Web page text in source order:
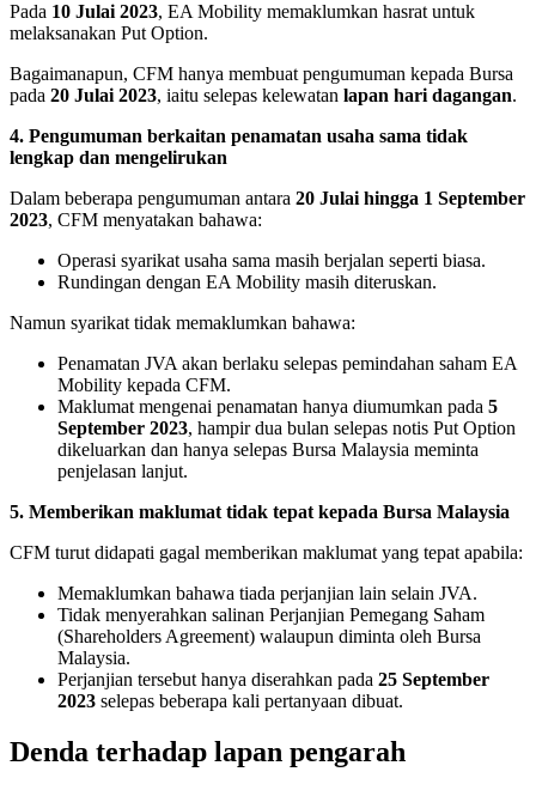
Pada 10 Julai 2023, EA Mobility memaklumkan hasrat untuk
melaksanakan Put Option.
Bagaimanapun, CFM hanya membuat pengumuman kepada Bursa
pada 20 Julai 2023, iaitu selepas kelewatan lapan hari dagangan.
4. Pengumuman berkaitan penamatan usaha sama tidak
lengkap dan mengelirukan
Dalam beberapa pengumuman antara 20 Julai hingga 1 September
2023, CFM menyatakan bahawa:
Operasi syarikat usaha sama masih berjalan seperti biasa.
Rundingan dengan EA Mobility masih diteruskan.
Namun syarikat tidak memaklumkan bahawa:
Penamatan JVA akan berlaku selepas pemindahan saham EA
Mobility kepada CFM.
Maklumat mengenai penamatan hanya diumumkan pada 5
September 2023, hampir dua bulan selepas notis Put Option
dikeluarkan dan hanya selepas Bursa Malaysia meminta
penjelasan lanjut.
5. Memberikan maklumat tidak tepat kepada Bursa Malaysia
CFM turut didapati gagal memberikan maklumat yang tepat apabila:
Memaklumkan bahawa tiada perjanjian lain selain JVA.
Tidak menyerahkan salinan Perjanjian Pemegang Saham
(Shareholders Agreement) walaupun diminta oleh Bursa
Malaysia.
Perjanjian tersebut hanya diserahkan pada 25 September
2023 selepas beberapa kali pertanyaan dibuat.
Denda terhadap lapan pengarah